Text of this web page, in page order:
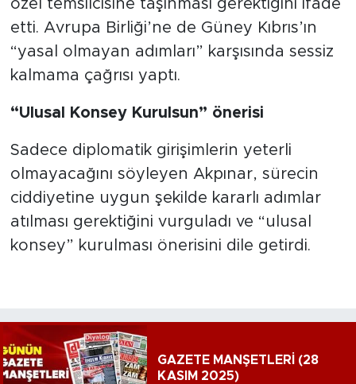
özel temsilcisine taşınması gerektiğini ifade
etti. Avrupa Birliği’ne de Güney Kıbrıs’ın
“yasal olmayan adımları” karşısında sessiz
kalmama çağrısı yaptı.
“Ulusal Konsey Kurulsun” önerisi
Sadece diplomatik girişimlerin yeterli
olmayacağını söyleyen Akpınar, sürecin
ciddiyetine uygun şekilde kararlı adımlar
atılması gerektiğini vurguladı ve “ulusal
konsey” kurulması önerisini dile getirdi.
GAZETE MANŞETLERİ (28
KASIM 2025)